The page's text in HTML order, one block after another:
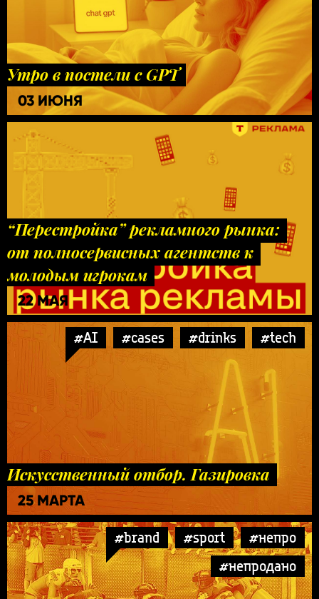
Утро в постели с GPT
03 ИЮНЯ
“Перестройка” рекламного рынка:
от полносервисных агентств к
молодым игрокам
22 МАЯ
#AI #cases #drinks #tech
Искусственный отбор. Газировка
25 МАРТА
#brand #sport
#непро
#непродано